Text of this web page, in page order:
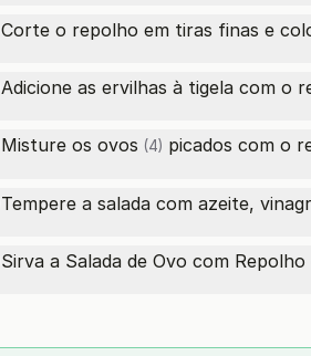
Corte o repolho em tiras finas e
Adicione as ervilhas à tigela com o
Misture os ovos (4) picados com o
Tempere a salada com azeite,
Sirva a Salada de Ovo com